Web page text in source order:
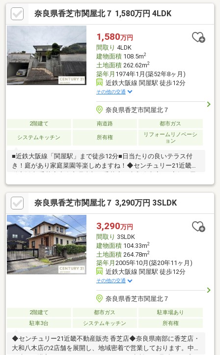
FUKUYA八尾店までお願い致します◆ＦＵＫＵＹＡ八尾店はアリ
オ南東側フコク生命ビルの１階です。お電話、メール、ご来店随
時受付中です。ネット未掲載物件やこれから売り出し予定の情報
も豊富にございますのでまずはご希望条件をお聞かせください。
ご来店お待ちしております。
奈良県香芝市関屋北７ 1,580万円 4LDK
1,580万円
間取り 4LDK
建物面積108.5m2
土地面積262.62m2
築年月 1974年1月(築52年8ヶ月)
近鉄大阪線 関屋駅 徒歩12分
その他の交通
奈良県香芝市関屋北７
2階建て 南道路 都市ガス
システムキッチン 所有権
リフォームリノベーシ
ョン
■近鉄大阪線「関屋駅」まで徒歩12分■日当たりの良いテラス付
き！庭があり家庭菜園等楽しめますね！◆センチュリー21近畿不
動産販売 香芝店◆奈良県南部に香芝店・大和八木店の2店舗を展
開し、地域密着で営業しております。中古戸建のご購入にあわせ
て、リフォームのご相談やお見積り、プランニングにも対応し、
ご入居後の暮らしに合わせた住まいづくりをサポートいたしま
す。センチュリー21のネットワークと情報力を活かし、ご購入後
のアフターサービスまで安心して進めていただけるようサポート
いたします。◆住まいづくりに関することなら何でもお気軽にご
相談ください◆
奈良県香芝市関屋北７ 3,290万円 3SLDK
3,290万円
間取り 3SLDK
建物面積104.33m2
土地面積264.78m2
築年月 2005年10月(築20年11ヶ月)
近鉄大阪線 関屋駅 徒歩12分
その他の交通
奈良県香芝市関屋北７
2階建て 都市ガス
駐車場あり
駐車3台
システムキッチン 所有権
◆センチュリー21近畿不動産販売 香芝店◆奈良県南部に香芝店・
大和八木店の2店舗を展開し、地域密着で営業しております。中古